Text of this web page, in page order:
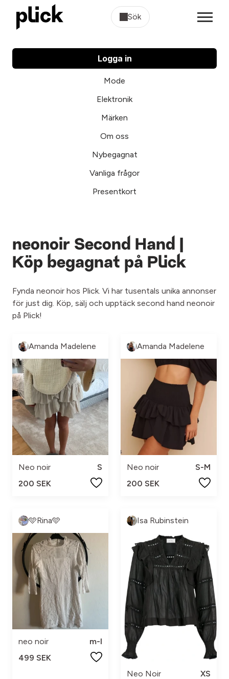
Sök
Logga in
Mode
Elektronik
Märken
Om oss
Nybegagnat
Vanliga frågor
Presentkort
neonoir Second Hand |
Köp begagnat på Plick
Fynda neonoir hos Plick. Vi har tusentals unika annonser
för just dig. Köp, sälj och upptäck second hand neonoir
på Plick!
Amanda Madelene
Neo noir
S
200 SEK
Amanda Madelene
Neo noir
S-M
200 SEK
🩵Rina🩵
neo noir
m-l
499 SEK
Isa Rubinstein
Neo Noir
XS